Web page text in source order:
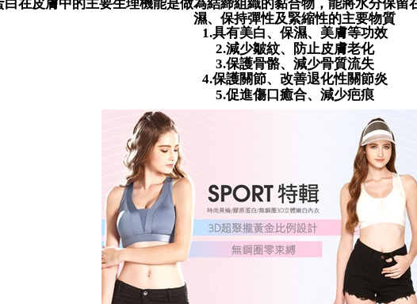
Selepas mengakses bil
menyelesaikan
kod bar kedai
JKOPay, atau iPASS
[Nota Penting]
yang membolehkan
melalui perkhidmatan
pembelian atau
kepada Syarikat, dan
mengikut perjanjian
Untuk memenuhi
penggunaan OP Pay
peribadi anda (termasuk
Syarikat bagi tujuan
yang diperlukan untuk
pengesahan semula
produk prapesanan atau
lebih lama untuk
pembayaran kepada
pesanan.
Kedua, Sekatan
1. Jumlah yang
NT$10,000. Amaun
berdasarkan keputusan
2. Amaun perbelanjaan
3. Pada masa ini hanya
Ketiga, Syarat
Perkhidmatan AFTEE
NP Taiwan, Inc. dan
akan menggunakan
pembeli, no. telefon,
untuk penggunaan
Pengumpulan Data
(https://aftee.tw/
NT$799 atau lebih
付款後萊爾富取貨
NT$80/pesanan |
NT$799 atau lebih
7-11取貨付款
NT$80/pesanan |
NT$799 atau lebih
付款後7-11取貨
NT$80/pesanan |
NT$799 atau lebih
7-11取貨(快速到店)
NT$90/pesanan
宅配/離島不配送
白在皮膚中的主要生理機能是做為結締組織的黏合物，能將水分保留
濕、保持彈性及緊縮性的主要物質
1.具有美白、保濕、美膚等功效
2.減少皺紋、防止皮膚老化
3.保護骨骼、減少骨質流失
4.保護關節、改善退化性關節炎
5.促進傷口癒合、減少疤痕